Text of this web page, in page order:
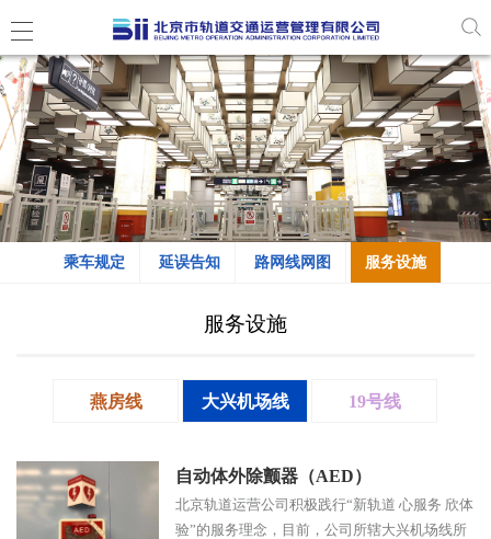
乘车规定 延误告知 路网线网图 服务设施
服务设施
燕房线 大兴机场线 19号线
自动体外除颤器（AED）
北京轨道运营公司积极践行“新轨道 心服务 欣体
验”的服务理念，目前，公司所辖大兴机场线所